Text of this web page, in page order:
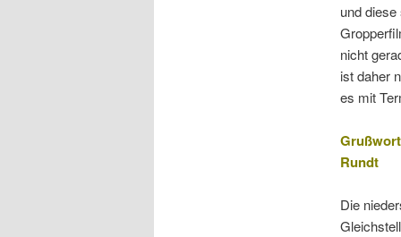
und
nicht
ist daher
es mit
Rundt
Die